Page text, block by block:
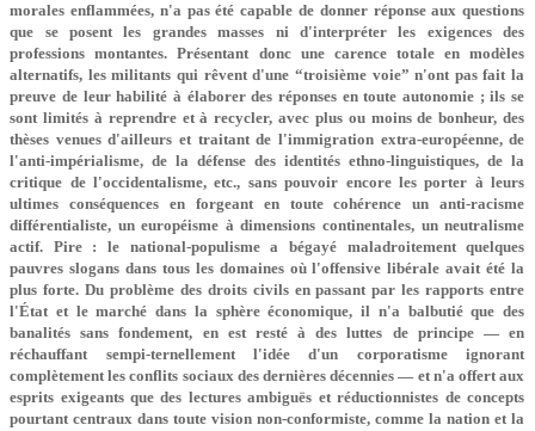
morales enflammées, n'a pas été capable de donner réponse aux questions
que se posent les grandes masses ni d'interpréter les exigences des
professions montantes. Présentant donc une carence totale en modèles
alternatifs, les militants qui rêvent d'une “troisième voie” n'ont pas fait la
preuve de leur habilité à élaborer des réponses en toute autonomie ; ils se
sont limités à reprendre et à recycler, avec plus ou moins de bonheur, des
thèses venues d'ailleurs et traitant de l'immigration extra-européenne, de
l'anti-impérialisme, de la défense des identités ethno-linguistiques, de la
critique de l'occidentalisme, etc., sans pouvoir encore les porter à leurs
ultimes conséquences en forgeant en toute cohérence un anti-racisme
différentialiste, un européisme à dimensions continentales, un neutralisme
actif. Pire : le national-populisme a bégayé maladroitement quelques
pauvres slogans dans tous les domaines où l'offensive libérale avait été la
plus forte. Du problème des droits civils en passant par les rapports entre
l'État et le marché dans la sphère économique, il n'a balbutié que des
banalités sans fondement, en est resté à des luttes de principe — en
réchauffant sempi-ternellement l'idée d'un corporatisme ignorant
complètement les conflits sociaux des dernières décennies — et n'a offert aux
esprits exigeants que des lectures ambiguës et réductionnistes de concepts
pourtant centraux dans toute vision non-conformiste, comme la nation et la